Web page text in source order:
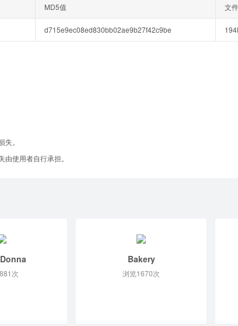
MD5值 文
d715e9ec08ed830bb02ae9b27f42c9be
。
使用者自行承担。
次
Bakery
浏览1670次